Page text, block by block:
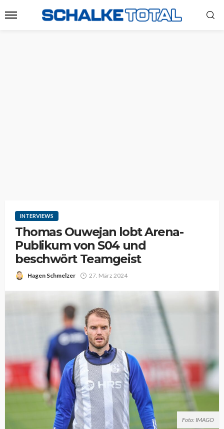
INTERVIEWS
Thomas Ouwejan lobt Arena-
Publikum von S04 und
beschwört Teamgeist
Hagen Schmelzer 27. März 2024
Foto: IMAGO